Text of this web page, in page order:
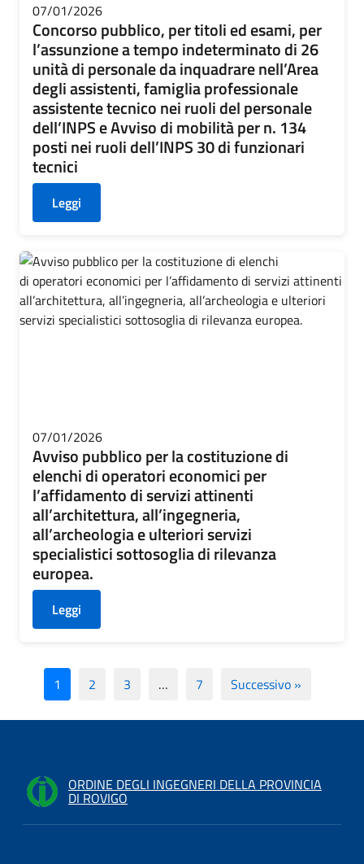
07/01/2026
Concorso pubblico, per titoli ed esami, per
l’assunzione a tempo indeterminato di 26
unità di personale da inquadrare nell’Area
degli assistenti, famiglia professionale
assistente tecnico nei ruoli del personale
dell’INPS e Avviso di mobilità per n. 134
posti nei ruoli dell’INPS 30 di funzionari
tecnici
Leggi
07/01/2026
Avviso pubblico per la costituzione di
elenchi di operatori economici per
l’affidamento di servizi attinenti
all’architettura, all’ingegneria,
all’archeologia e ulteriori servizi
specialistici sottosoglia di rilevanza
europea.
Leggi
1 2 3 … 7 Successivo »
ORDINE DEGLI INGEGNERI DELLA PROVINCIA
DI ROVIGO